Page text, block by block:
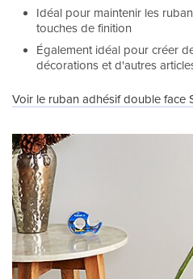
Idéal pour maintenir les
touches de finition
Également idéal pour créer
décorations et d'autres
Voir le ruban adhésif double face